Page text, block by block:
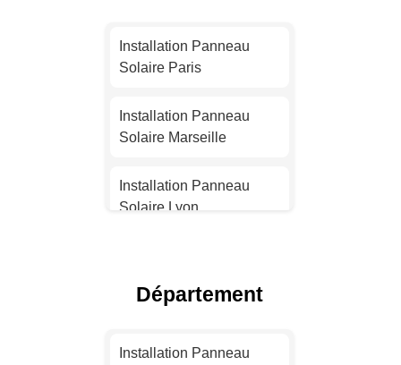
Installation Panneau
Solaire Paris
Installation Panneau
Solaire Marseille
Installation Panneau
Solaire Lyon
Solaire Nice
Département
Installation Panneau